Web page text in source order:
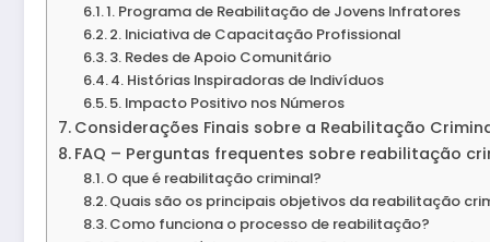
1. Programa de Reabilitação de Jovens Infratores
2. Iniciativa de Capacitação Profissional
3. Redes de Apoio Comunitário
4. Histórias Inspiradoras de Indivíduos
5. Impacto Positivo nos Números
Considerações Finais sobre a Reabilitação
FAQ – Perguntas frequentes sobre reabilitação
O que é reabilitação criminal?
Quais são os principais objetivos da reabilitação
Como funciona o processo de reabilitação?